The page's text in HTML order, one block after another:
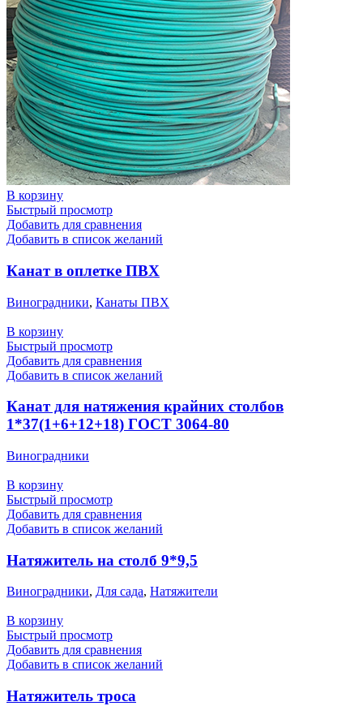
В корзину
Быстрый просмотр
Добавить для сравнения
Добавить в список желаний
Канат в оплетке ПВХ
Виноградники, Канаты ПВХ
В корзину
Быстрый просмотр
Добавить для сравнения
Добавить в список желаний
Канат для натяжения крайних столбов
1*37(1+6+12+18) ГОСТ 3064-80
Виноградники
В корзину
Быстрый просмотр
Добавить для сравнения
Добавить в список желаний
Натяжитель на столб 9*9,5
Виноградники, Для сада, Натяжители
В корзину
Быстрый просмотр
Добавить для сравнения
Добавить в список желаний
Натяжитель троса